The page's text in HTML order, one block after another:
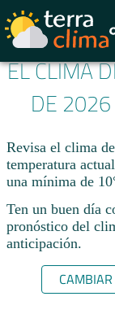
EL CLIMA
DE
Revisa el clima
temperatura
una mínima de
Ten un buen día
pronóstico del
anticipación.​